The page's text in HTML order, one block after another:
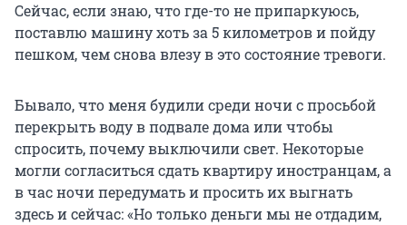
Сейчас, если знаю, что где-то не припаркуюсь,
поставлю машину хоть за 5 километров и пойду
пешком, чем снова влезу в это состояние тревоги.
Бывало, что меня будили среди ночи с просьбой
перекрыть воду в подвале дома или чтобы
спросить, почему выключили свет. Некоторые
могли согласиться сдать квартиру иностранцам, а
в час ночи передумать и просить их выгнать
здесь и сейчас: «Но только деньги мы не отдадим,